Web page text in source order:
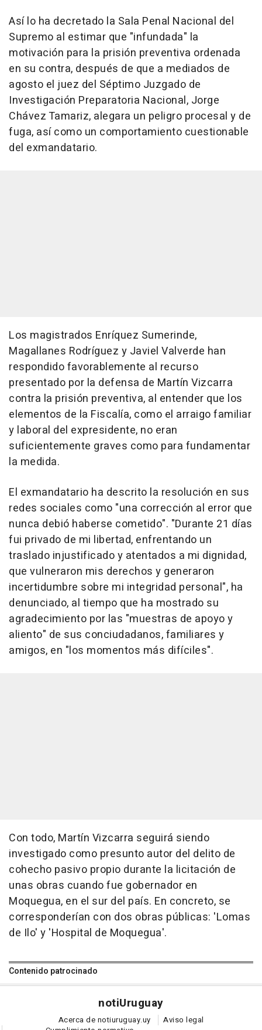
Así lo ha decretado la Sala Penal Nacional del
Supremo al estimar que "infundada" la
motivación para la prisión preventiva ordenada
en su contra, después de que a mediados de
agosto el juez del Séptimo Juzgado de
Investigación Preparatoria Nacional, Jorge
Chávez Tamariz, alegara un peligro procesal y de
fuga, así como un comportamiento cuestionable
del exmandatario.
Los magistrados Enríquez Sumerinde,
Magallanes Rodríguez y Javiel Valverde han
respondido favorablemente al recurso
presentado por la defensa de Martín Vizcarra
contra la prisión preventiva, al entender que los
elementos de la Fiscalía, como el arraigo familiar
y laboral del expresidente, no eran
suficientemente graves como para fundamentar
la medida.
El exmandatario ha descrito la resolución en sus
redes sociales como "una corrección al error que
nunca debió haberse cometido". "Durante 21 días
fui privado de mi libertad, enfrentando un
traslado injustificado y atentados a mi dignidad,
que vulneraron mis derechos y generaron
incertidumbre sobre mi integridad personal", ha
denunciado, al tiempo que ha mostrado su
agradecimiento por las "muestras de apoyo y
aliento" de sus conciudadanos, familiares y
amigos, en "los momentos más difíciles".
Con todo, Martín Vizcarra seguirá siendo
investigado como presunto autor del delito de
cohecho pasivo propio durante la licitación de
unas obras cuando fue gobernador en
Moquegua, en el sur del país. En concreto, se
corresponderían con dos obras públicas: 'Lomas
de Ilo' y 'Hospital de Moquegua'.
Contenido patrocinado
notiUruguay
Acerca de notiuruguay.uy
Aviso legal